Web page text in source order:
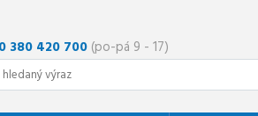
380 420 700 (po-pá 9 - 17)